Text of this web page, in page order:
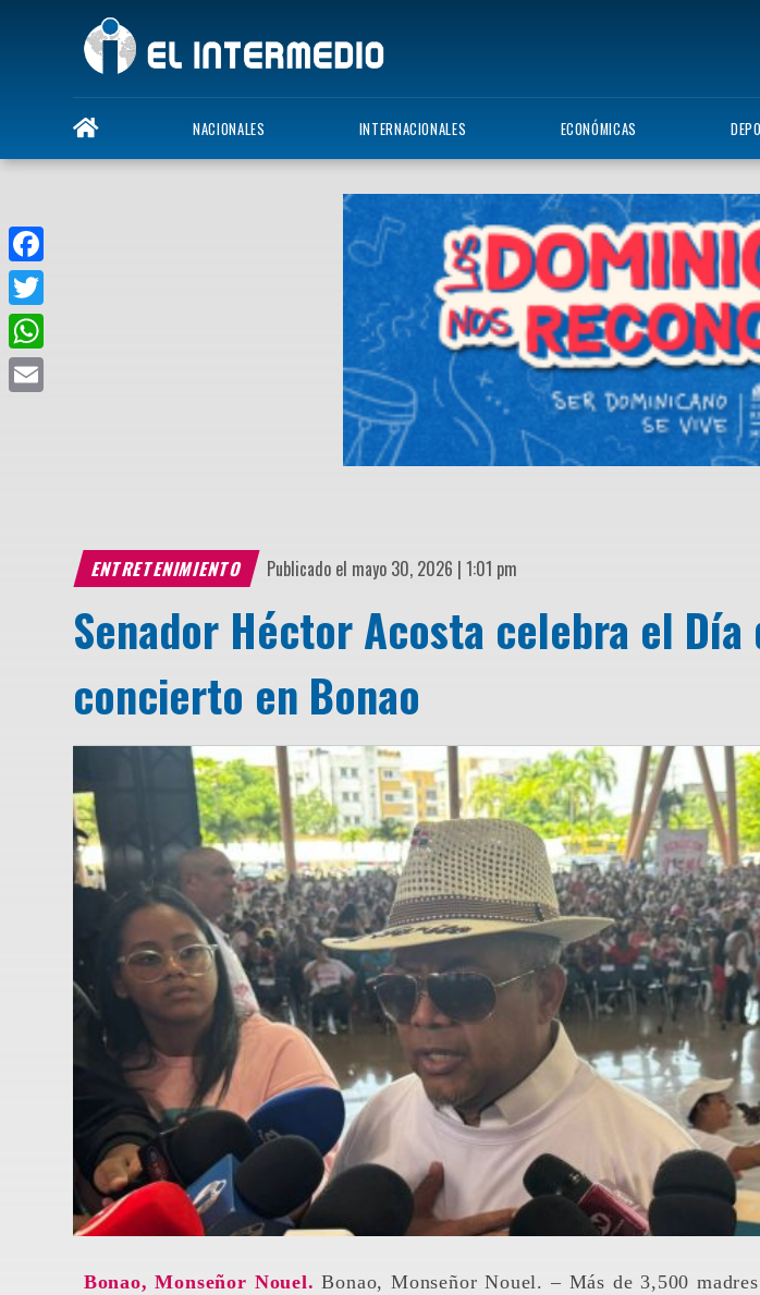
NACIONALES INTERNACIONALES ECONÓMICAS
ENTRETENIMIENTO Publicado el mayo 30, 2026 | 1:01 pm
Senador Héctor Acosta celebra el
concierto en Bonao
Bonao, Monseñor Nouel. Bonao, Monseñor Nouel. – Más de 3,500
Facebook
Twitter
WhatsApp